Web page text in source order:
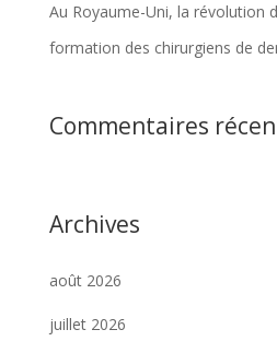
Au Royaume-Uni, la révolution
formation des chirurgiens de
Commentaires
Archives
août 2026
juillet 2026